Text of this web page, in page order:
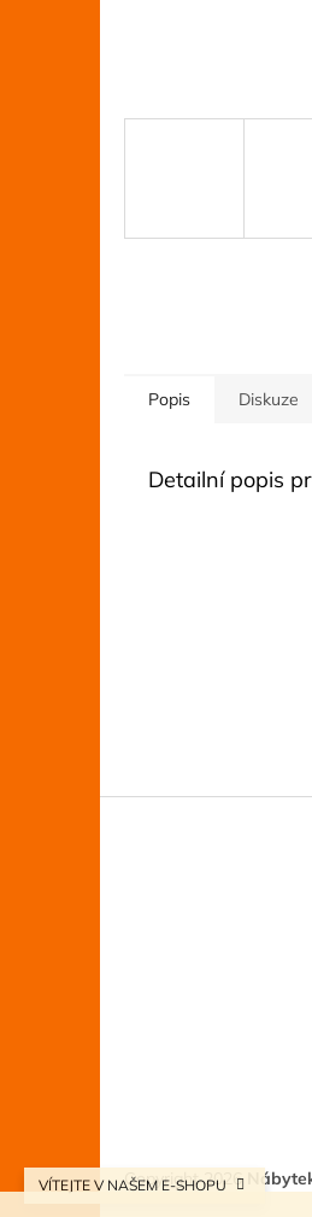
VÍTEJTE V NAŠEM E-SHOPU
Popis Diskuze
Detailní popis
Copyright 2026